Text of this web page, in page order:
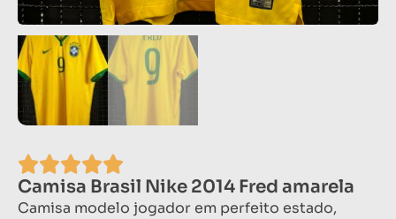
Camisa Brasil Nike 2014 Fred amarela
Camisa modelo jogador em perfeito estado,